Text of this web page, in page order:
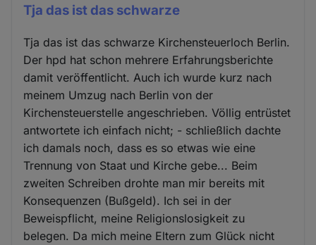
Tja das ist das schwarze
Tja das ist das schwarze Kirchensteuerloch Berlin.
Der hpd hat schon mehrere Erfahrungsberichte
damit veröffentlicht. Auch ich wurde kurz nach
meinem Umzug nach Berlin von der
Kirchensteuerstelle angeschrieben. Völlig entrüstet
antwortete ich einfach nicht; - schließlich dachte
ich damals noch, dass es so etwas wie eine
Trennung von Staat und Kirche gebe... Beim
zweiten Schreiben drohte man mir bereits mit
Konsequenzen (Bußgeld). Ich sei in der
Beweispflicht, meine Religionslosigkeit zu
belegen. Da mich meine Eltern zum Glück nicht